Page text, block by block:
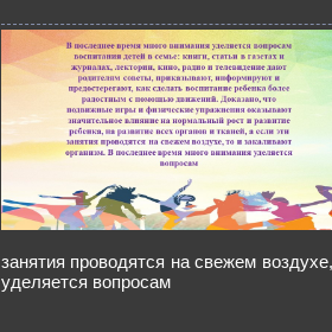
занятия проводятся на свежем
уделяется вопросам